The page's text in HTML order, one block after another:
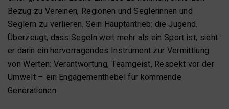
Bezug zu Vereinen, Regionen und Seglerinnen und
Seglern zu verlieren. Sein Hauptantrieb: die Jugend.
Überzeugt, dass Segeln weit mehr als ein Sport ist, sieht
er darin ein hervorragendes Instrument zur Vermittlung
von Werten: Verantwortung, Teamgeist, Respekt vor der
Umwelt – ein Engagementhebel für kommende
Generationen.